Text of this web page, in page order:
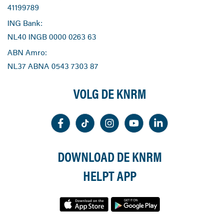
41199789
ING Bank:
NL40 INGB 0000 0263 63
ABN Amro:
NL37 ABNA 0543 7303 87
VOLG DE KNRM
DOWNLOAD DE KNRM
HELPT APP